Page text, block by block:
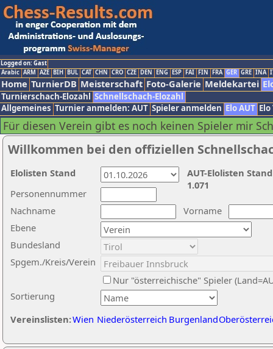
Logged on: Gast
Arabic ARM AZE BIH BUL CAT CHN CRO CZE DEN ENG ESP FAI FIN FRA GER GRE INA
Home TurnierDB Meisterschaft Foto-Galerie Meldekartei
Turnierschach-Elozahl Schnellschach-Elozahl
Allgemeines Turnier anmelden: AUT Spieler anmelden Elo AUT
Für diesen Verein gibt es noch keinen Spieler mir
Willkommen bei den offiziellen
Nachname
Vorname
Ebene
Sortierung
Personennummer
Bundesland
Spgem./Kreis/Verein
Nur "österreichische" Spieler
Vereinslisten:Wien Niederösterreich Burgenland
AUT-Elolisten
1.071
Elolisten Stand